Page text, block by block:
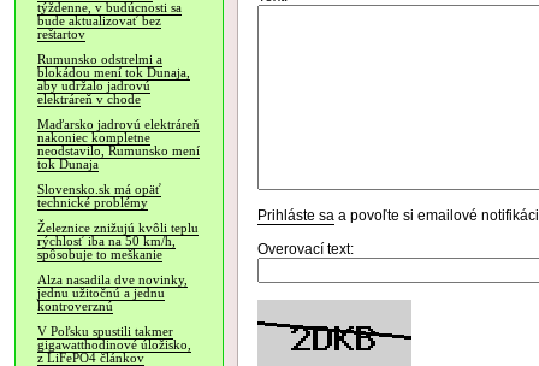
týždenne, v budúcnosti sa
bude aktualizovať bez
reštartov
Rumunsko odstrelmi a
blokádou mení tok Dunaja,
aby udržalo jadrovú
elektráreň v chode
Maďarsko jadrovú elektráreň
nakoniec kompletne
neodstavilo, Rumunsko mení
tok Dunaja
Slovensko.sk má opäť
technické problémy
Železnice znižujú kvôli teplu
rýchlosť iba na 50 km/h,
spôsobuje to meškanie
Alza nasadila dve novinky,
jednu užitočnú a jednu
kontroverznú
V Poľsku spustili takmer
gigawatthodinové úložisko,
z LiFePO4 článkov
Prihláste sa a povoľte si emailové
Overovací text: